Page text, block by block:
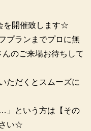
を開催致します☆
プランまでプロに無
のご来場お待ちして
ただくとスムーズに
」という方は【その
い☆